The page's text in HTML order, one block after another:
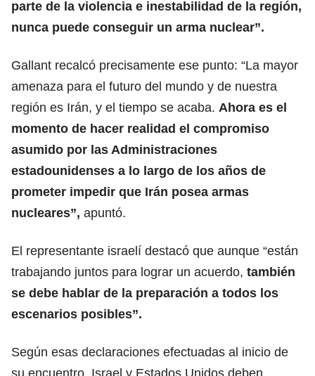
parte de la violencia e inestabilidad de la región,
nunca puede conseguir un arma nuclear”.
Gallant recalcó precisamente ese punto: “La mayor
amenaza para el futuro del mundo y de nuestra
región es Irán, y el tiempo se acaba. Ahora es el
momento de hacer realidad el compromiso
asumido por las Administraciones
estadounidenses a lo largo de los años de
prometer impedir que Irán posea armas
nucleares”, apuntó.
El representante israelí destacó que aunque “están
trabajando juntos para lograr un acuerdo, también
se debe hablar de la preparación a todos los
escenarios posibles”.
Según esas declaraciones efectuadas al inicio de
su encuentro, Israel y Estados Unidos deben